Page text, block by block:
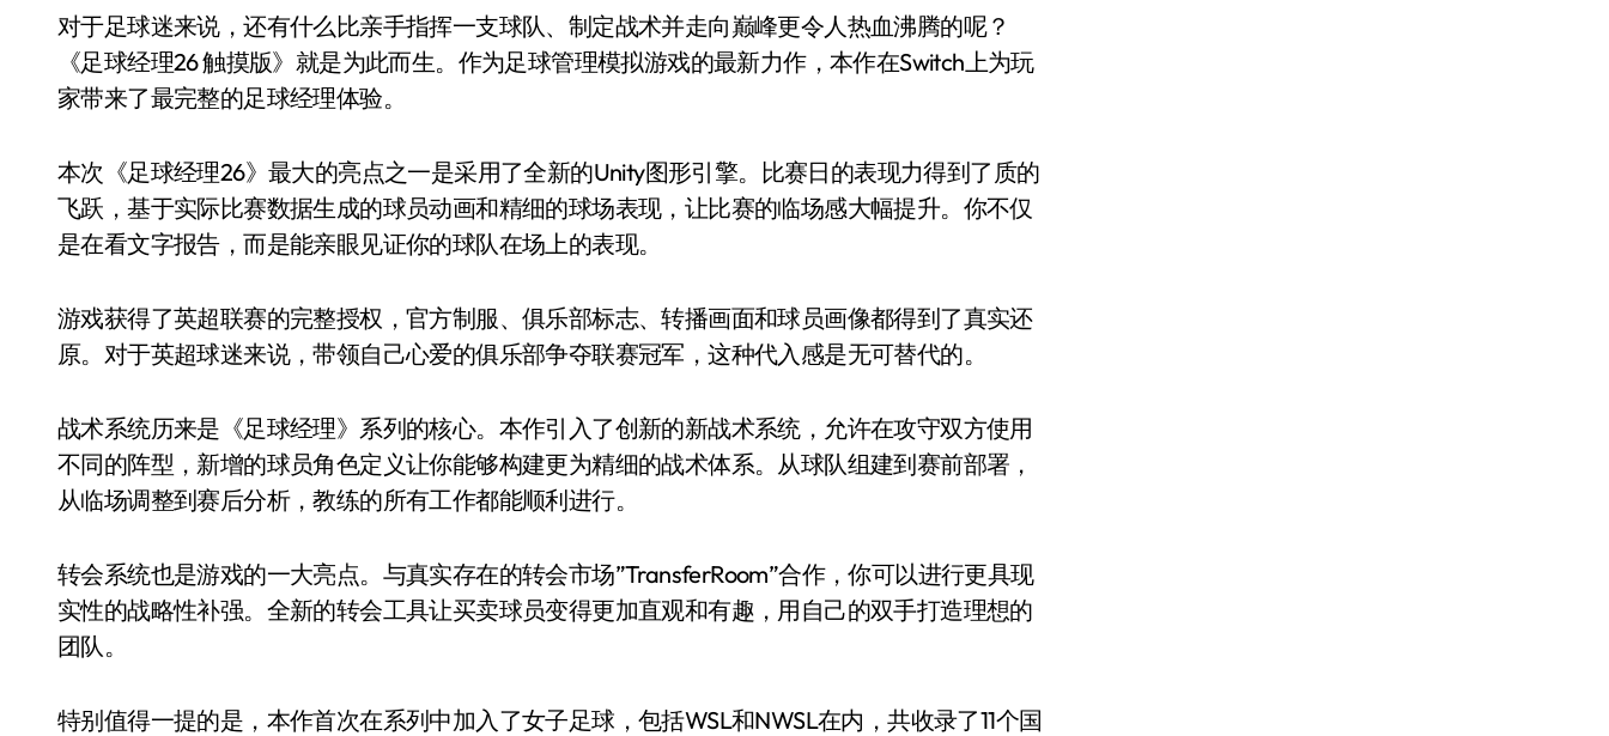
对于足球迷来说，还有什么比亲手指挥一支球队、制定战术并走向巅峰更令人热血沸腾的呢？
《足球经理26 触摸版》就是为此而生。作为足球管理模拟游戏的最新力作，本作在Switch上为玩
家带来了最完整的足球经理体验。
本次《足球经理26》最大的亮点之一是采用了全新的Unity图形引擎。比赛日的表现力得到了质的
飞跃，基于实际比赛数据生成的球员动画和精细的球场表现，让比赛的临场感大幅提升。你不仅
是在看文字报告，而是能亲眼见证你的球队在场上的表现。
游戏获得了英超联赛的完整授权，官方制服、俱乐部标志、转播画面和球员画像都得到了真实还
原。对于英超球迷来说，带领自己心爱的俱乐部争夺联赛冠军，这种代入感是无可替代的。
战术系统历来是《足球经理》系列的核心。本作引入了创新的新战术系统，允许在攻守双方使用
不同的阵型，新增的球员角色定义让你能够构建更为精细的战术体系。从球队组建到赛前部署，
从临场调整到赛后分析，教练的所有工作都能顺利进行。
转会系统也是游戏的一大亮点。与真实存在的转会市场”TransferRoom”合作，你可以进行更具现
实性的战略性补强。全新的转会工具让买卖球员变得更加直观和有趣，用自己的双手打造理想的
团队。
特别值得一提的是，本作首次在系列中加入了女子足球，包括WSL和NWSL在内，共收录了11个国